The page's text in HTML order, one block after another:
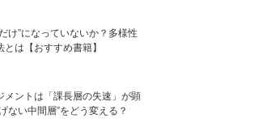
け”になっていないか？多様性
は【おすすめ書籍】
メントは「課長層の失速」が顕
い中間層”をどう変える？